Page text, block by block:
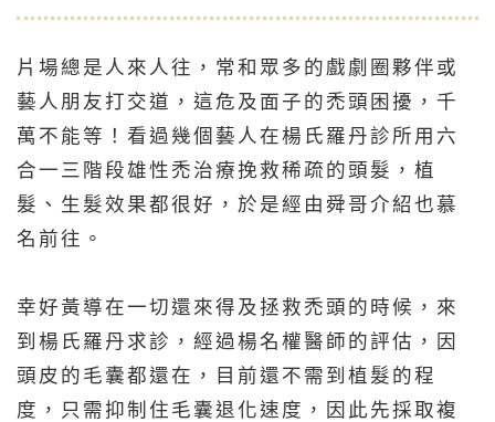
片場總是人來人往，常和眾多的戲劇圈夥伴或
藝人朋友打交道，這危及面子的禿頭困擾，千
萬不能等！看過幾個藝人在楊氏羅丹診所用六
合一三階段雄性禿治療挽救稀疏的頭髮，植
髮、生髮效果都很好，於是經由舜哥介紹也慕
名前往。
幸好黃導在一切還來得及拯救禿頭的時候，來
到楊氏羅丹求診，經過楊名權醫師的評估，因
頭皮的毛囊都還在，目前還不需到植髮的程
度，只需抑制住毛囊退化速度，因此先採取複